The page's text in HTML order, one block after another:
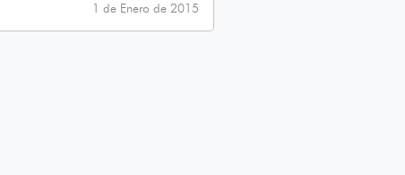
1 de Enero de 2015